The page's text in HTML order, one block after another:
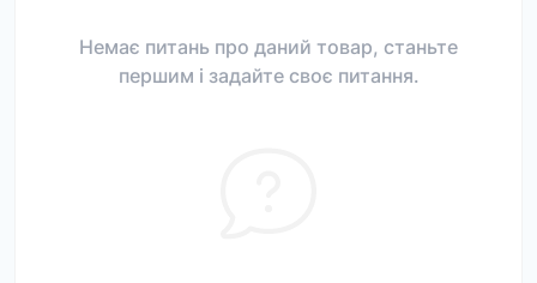
Немає питань про даний товар, станьте
першим і задайте своє питання.